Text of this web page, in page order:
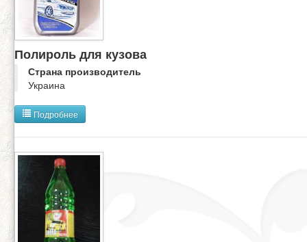
Полироль для кузова
Страна производитель
Украина
Подробнее